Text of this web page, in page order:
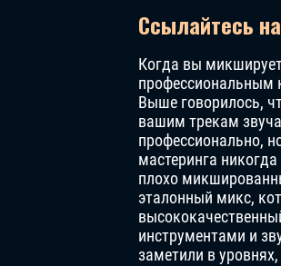
Ссылайтесь
Когда вы
профессиональным
Выше говорилось,
вашим трекам
профессионально,
мастеринга
плохо
эталонный микс,
инструментами и
заметили в